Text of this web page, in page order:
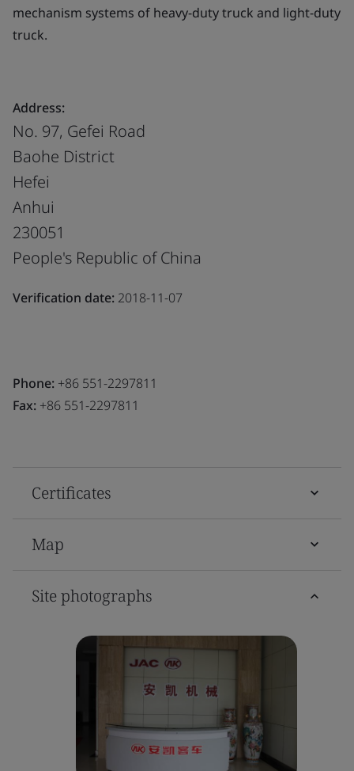
mechanism systems of heavy-duty truck and light-duty
truck.
Address:
No. 97, Gefei Road
Baohe District
Hefei
Anhui
230051
People's Republic of China
Verification date: 2018-11-07
Phone: +86 551-2297811
Fax: +86 551-2297811
Certificates
Map
Site photographs